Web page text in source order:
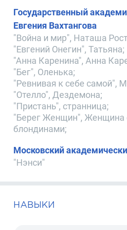
Государственный
Евгения Вахтангова
"Война и мир", Наташа
"Евгений Онегин", Татьяна;
"Анна Каренина", Анна
"Бег", Оленька;
"Ревнивая к себе самой",
"Отелло", Дездемона;
"Пристань", странница;
"Берег Женщин", Женщина
блондинами;
Московский
"Нэнси"
НАВЫКИ